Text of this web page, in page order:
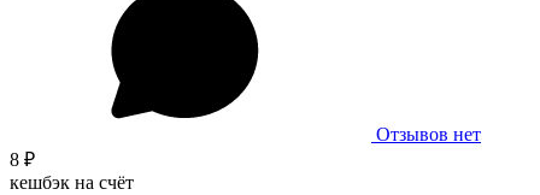
Отзывов нет
8 ₽
кешбэк на счёт